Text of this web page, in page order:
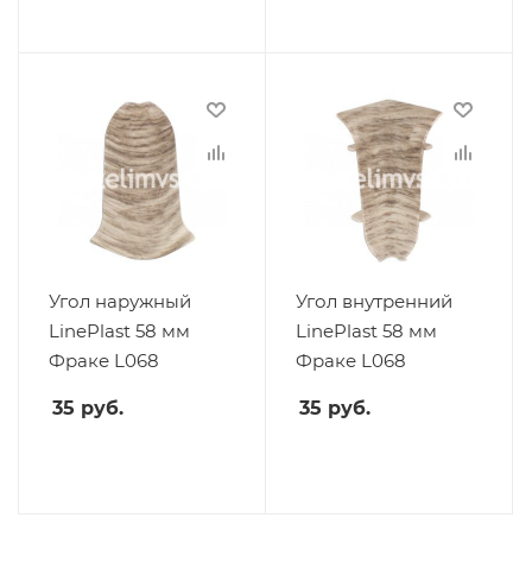
Угол наружный
LinePlast 58 мм
Фраке L068
35 руб.
Угол внутренний
LinePlast 58 мм
Фраке L068
35 руб.